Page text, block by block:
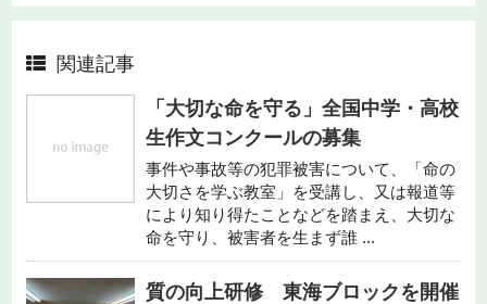
関連記事
「大切な命を守る」全国中学・高校
生作文コンクールの募集
事件や事故等の犯罪被害について、「命の
大切さを学ぶ教室」を受講し、又は報道等
により知り得たことなどを踏まえ、大切な
命を守り、被害者を生まず誰 ...
質の向上研修 東海ブロックを開催